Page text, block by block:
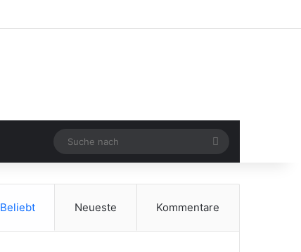
Suche
nach
Beliebt Neueste Kommentare